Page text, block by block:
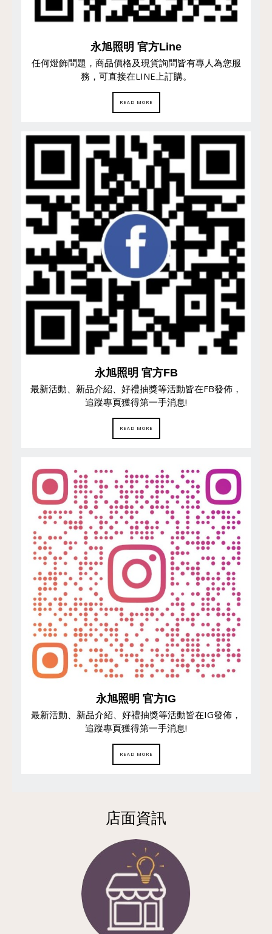
永旭照明 官方Line
任何燈飾問題，商品價格及現貨詢問皆有專人為您服
務，可直接在LINE上訂購。
READ MORE
永旭照明 官方FB
最新活動、新品介紹、好禮抽獎等活動皆在FB發佈，
追蹤專頁獲得第一手消息!
READ MORE
永旭照明 官方IG
最新活動、新品介紹、好禮抽獎等活動皆在IG發佈，
追蹤專頁獲得第一手消息!
READ MORE
店面資訊